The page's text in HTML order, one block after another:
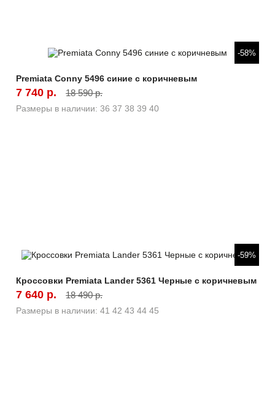
Быстрый просмотр -58%
Premiata Conny 5496 синие с коричневым
7 740 р. 18 590 р.
Размеры в наличии: 36 37 38 39 40
Быстрый просмотр -59%
Кроссовки Premiata Lander 5361 Черные с коричневым
7 640 р. 18 490 р.
Размеры в наличии: 41 42 43 44 45